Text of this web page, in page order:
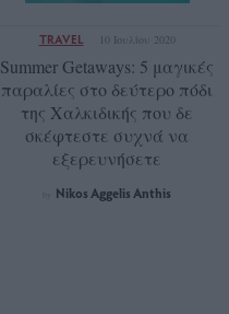
TRAVEL 10 Ιουλίου 2020
Summer Getaways: 5 μαγικές
παραλίες στο δεύτερο πόδι
της Χαλκιδικής που δε
σκέφτεστε συχνά να
εξερευνήσετε
Νikos Aggelis Anthis